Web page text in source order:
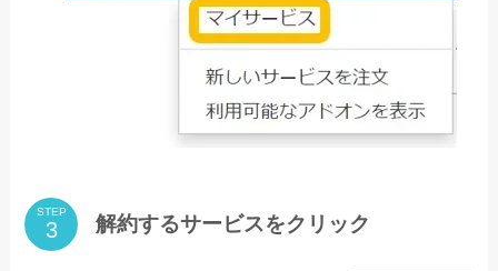
STEP
解約するサービスをクリック